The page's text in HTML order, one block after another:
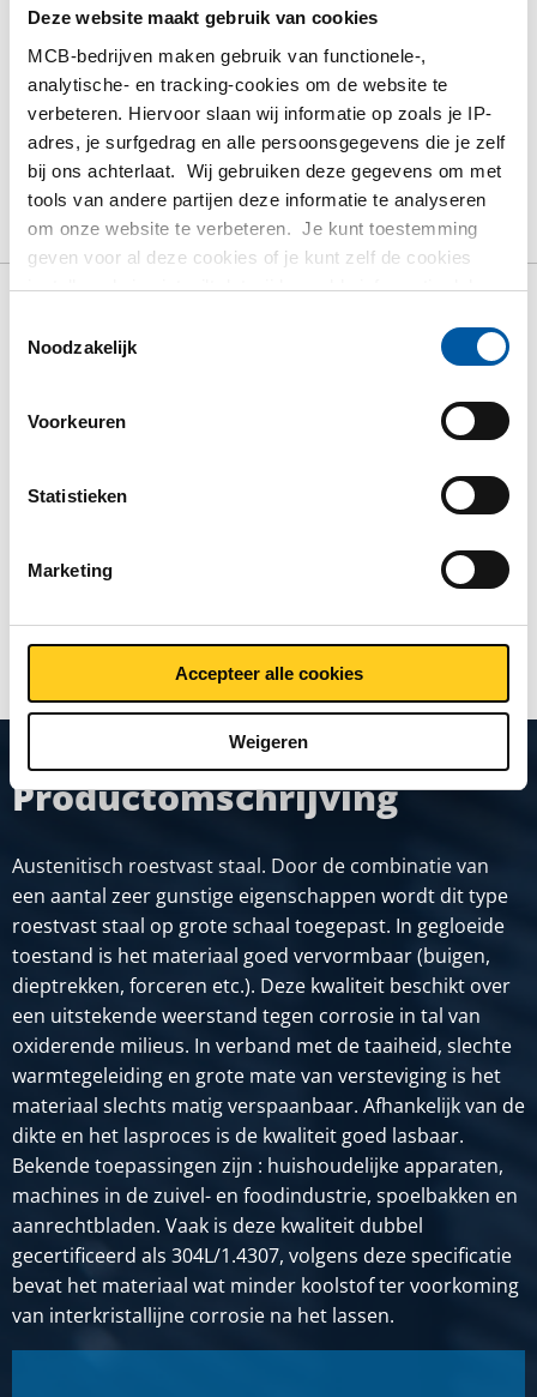
Deze website maakt gebruik van cookies
MCB-bedrijven maken gebruik van functionele-,
analytische- en tracking-cookies om de website te
verbeteren. Hiervoor slaan wij informatie op zoals je IP-
adres, je surfgedrag en alle persoonsgegevens die je zelf
bij ons achterlaat. Wij gebruiken deze gegevens om met
tools van andere partijen deze informatie te analyseren
om onze website te verbeteren. Je kunt toestemming
geven voor al deze cookies of je kunt zelf de cookies
instellen als je niet wilt dat wij bepaalde informatie delen.
partijen waarmee wij samenwerken vind je in ons
Noodzakelijk
Voorkeuren
Statistieken
Marketing
Accepteer alle cookies
Weigeren
PRODUCT
PRODUCT OMSCHRIJVING
BRUTO PRIJSLIJST
DOWNLOADS
SPECIFICATIES
Bruto prijslijst: Rvs
1.4571(316Ti) lasergelast
TOON MEER
Productomschrijving
Austenitisch roestvast staal. Door de combinatie van
een aantal zeer gunstige eigenschappen wordt dit type
roestvast staal op grote schaal toegepast. In gegloeide
toestand is het materiaal goed vervormbaar (buigen,
dieptrekken, forceren etc.). Deze kwaliteit beschikt over
een uitstekende weerstand tegen corrosie in tal van
oxiderende milieus. In verband met de taaiheid, slechte
warmtegeleiding en grote mate van versteviging is het
materiaal slechts matig verspaanbaar. Afhankelijk van de
dikte en het lasproces is de kwaliteit goed lasbaar.
Bekende toepassingen zijn : huishoudelijke apparaten,
machines in de zuivel- en foodindustrie, spoelbakken en
aanrechtbladen. Vaak is deze kwaliteit dubbel
gecertificeerd als 304L/1.4307, volgens deze specificatie
bevat het materiaal wat minder koolstof ter voorkoming
van interkristallijne corrosie na het lassen.